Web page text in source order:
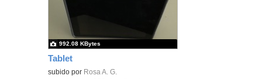
Tablet
subido por Rosa A. G.
992.08 KBytes